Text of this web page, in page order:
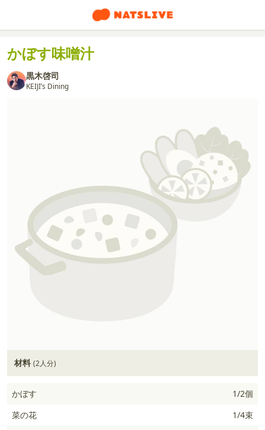
かぼす味噌汁
黒木啓司
KEIJI’s Dining
材料 (2人分)
かぼす
1/2個
菜の花
1/4束